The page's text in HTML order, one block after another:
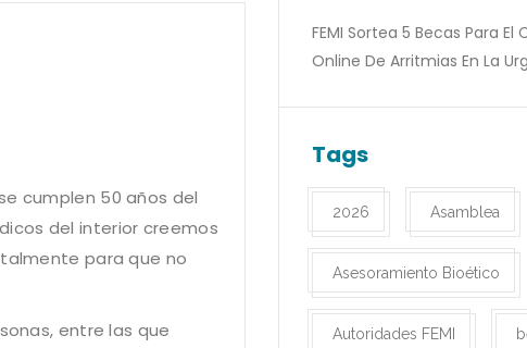
cumplen 50 años del
del interior creemos
para que no
entre las que
FEMI Sortea 5 Becas Para El
Online De Arritmias En La
Tags
2026 Asamblea
Asesoramiento Bioético
Autoridades FEMI